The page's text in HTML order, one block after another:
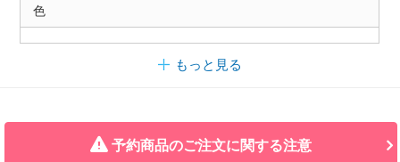
色
もっと見る
予約商品のご注文に関する注意